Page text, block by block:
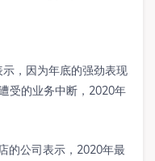
，因为年底的强劲表现
受的业务中断，2020年
的公司表示，2020年最